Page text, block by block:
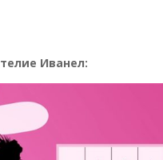
Иванел: